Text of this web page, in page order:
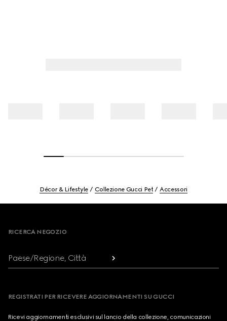
Décor & Lifestyle Collezione Gucci Pet Accessori
RICERCA NEGOZIO
Paese/Regione, Città
REGISTRATI PER RICEVERE AGGIORNAMENTI SU GUCCI
Ricevi aggiornamenti esclusivi sul lancio della collezione, comunicazioni